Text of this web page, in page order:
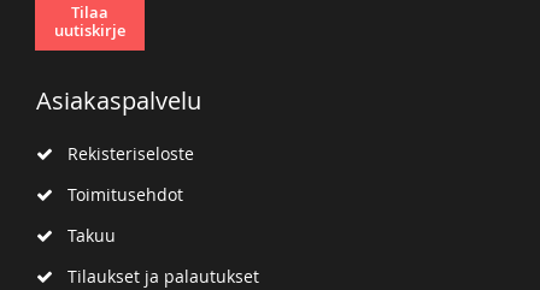
Tilaa
uutiskirje
Asiakaspalvelu
Rekisteriseloste
Toimitusehdot
Takuu
Tilaukset ja palautukset